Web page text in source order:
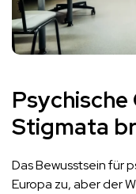
Stigmata
Das Bewusstsein für
Europa zu, aber der